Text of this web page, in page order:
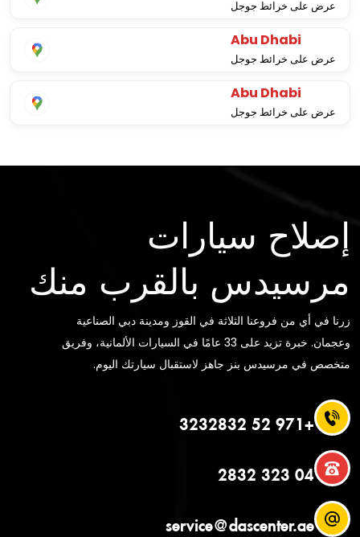
عرض على خرائط جوجل
Abu Dhabi
عرض على خرائط جوجل
Abu Dhabi
عرض على خرائط جوجل
إصلاح سيارات
مرسيدس بالقرب منك
زرنا في أي من فروعنا الثلاثة في القوز ومدينة دبي الصناعية
وعجمان. خبرة تزيد على 33 عامًا في السيارات الألمانية، وفريق
متخصص في مرسيدس بنز جاهز لاستقبال سيارتك اليوم.
+971 52 3232832
04 323 2832
service@dascenter.ae